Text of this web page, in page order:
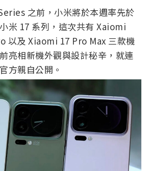
之前，小米將於本週率先於
米 17 系列，這次共有 Xaiomi
以及 Xiaomi 17 Pro Max 三款機
亮相新機外觀與設計秘辛，就連
方親自公開。